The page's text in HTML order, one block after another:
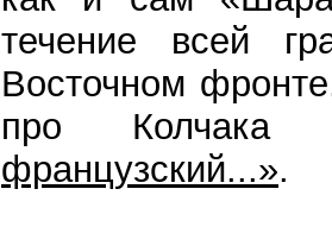
течение всей
Восточном
про
французский...».